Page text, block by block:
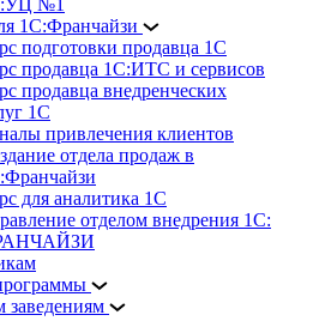
№1
1С:Франчайзи
подготовки продавца 1С
продавца 1С:ИТС и сервисов
продавца внедренческих
1С
привлечения клиентов
отдела продаж в
для аналитика 1С
отделом внедрения 1С: